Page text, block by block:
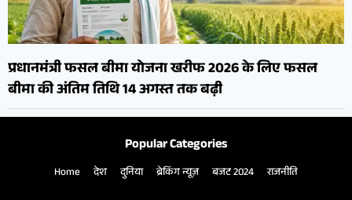
प्रधानमंत्री फसल बीमा योजना खरीफ 2026 के लिए फसल
बीमा की अंतिम तिथि 14 अगस्त तक बढ़ी
Popular Categories
Home देश दुनिया ब्रेकिंग न्यूज़ बजट 2024 राजनीति